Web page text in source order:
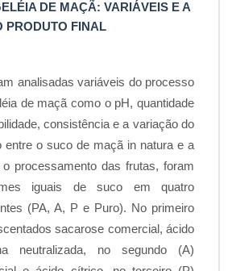
DE MAÇÃ: VARIÁVEIS E A
PRODUTO FINAL
analisadas variáveis do processo
de maçã como o pH, quantidade
consistência e a variação do
entre o suco de maçã in natura e a
processamento das frutas, foram
iguais de suco em quatro
(PA, A, P e Puro). No primeiro
sacarose comercial, ácido
neutralizada, no segundo (A)